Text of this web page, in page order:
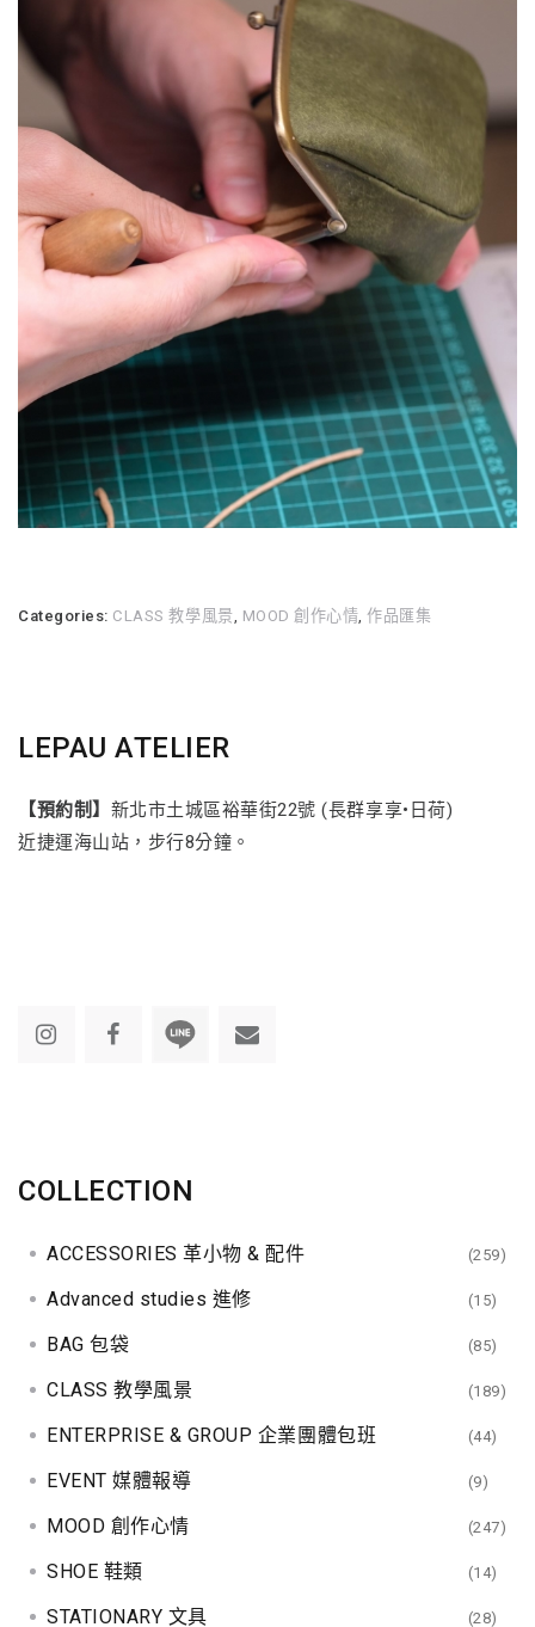
Categories: CLASS 教學風景 MOOD 創作心情 ,作品匯集
LEPAU ATELIER
【預約制】 新北市土城區裕華街22號 (長群享享•日荷)
近捷運海山站，步行8分鐘。
COLLECTION
ACCESSORIES 革小物 & 配件 (259)
Advanced studies 進修 (15)
BAG 包袋 (85)
CLASS 教學風景 (189)
ENTERPRISE & GROUP 企業團體包班 (44)
EVENT 媒體報導 (9)
MOOD 創作心情 (247)
SHOE 鞋類 (14)
STATIONARY 文具 (28)